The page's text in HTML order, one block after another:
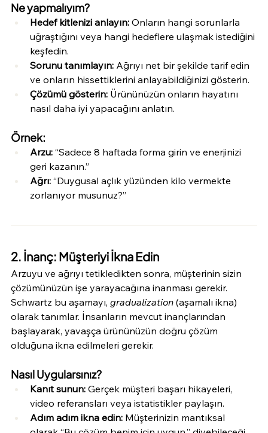
Ne yapmalıyım?
Hedef kitlenizi anlayın: Onların hangi sorunlarla
uğraştığını veya hangi hedeflere ulaşmak istediğini
keşfedin.
Sorunu tanımlayın: Ağrıyı net bir şekilde tarif edin
ve onların hissettiklerini anlayabildiğinizi gösterin.
Çözümü gösterin: Ürününüzün onların hayatını
nasıl daha iyi yapacağını anlatın.
Örnek:
Arzu: “Sadece 8 haftada forma girin ve enerjinizi
geri kazanın.”
Ağrı: “Duygusal açlık yüzünden kilo vermekte
zorlanıyor musunuz?”
2. İnanç: Müşteriyi İkna Edin
Arzuyu ve ağrıyı tetikledikten sonra, müşterinin sizin
çözümünüzün işe yarayacağına inanması gerekir.
Schwartz bu aşamayı, gradualization (aşamalı ikna)
olarak tanımlar. İnsanların mevcut inançlarından
başlayarak, yavaşça ürününüzün doğru çözüm
olduğuna ikna edilmeleri gerekir.
Nasıl Uygularsınız?
Kanıt sunun: Gerçek müşteri başarı hikayeleri,
video referansları veya istatistikler paylaşın.
Adım adım ikna edin: Müşterinizin mantıksal